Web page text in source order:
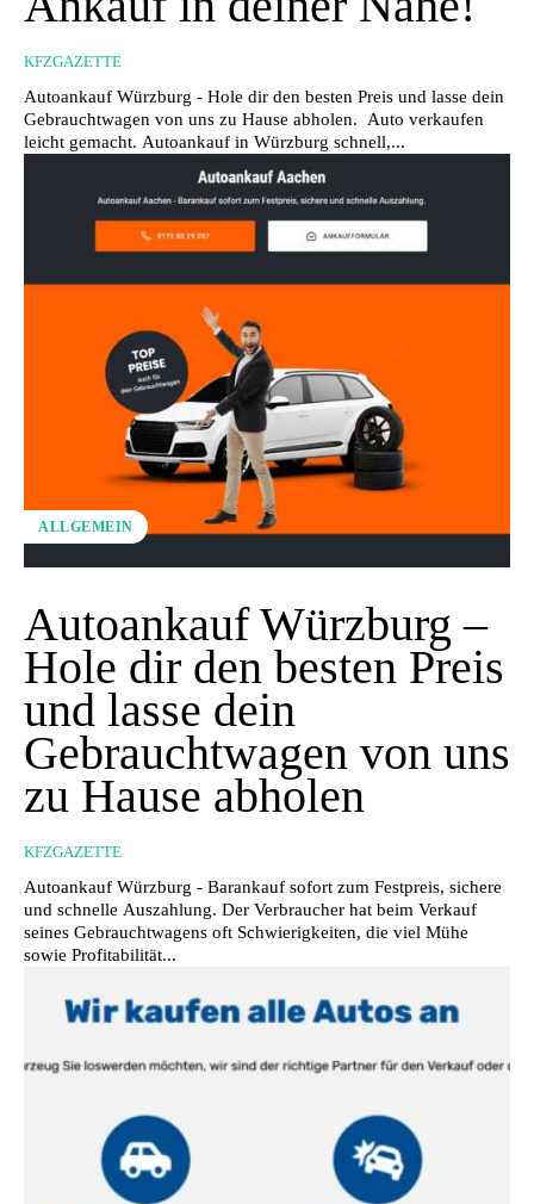
KFZGAZETTE
Autoankauf Würzburg - Hole dir den besten Preis und lasse dein
Gebrauchtwagen von uns zu Hause abholen. Auto verkaufen
leicht gemacht. Autoankauf in Würzburg schnell,...
ALLGEMEIN
Autoankauf Würzburg –
Hole dir den besten Preis
und lasse dein
Gebrauchtwagen von uns
zu Hause abholen
KFZGAZETTE
Autoankauf Würzburg - Barankauf sofort zum Festpreis, sichere
und schnelle Auszahlung. Der Verbraucher hat beim Verkauf
seines Gebrauchtwagens oft Schwierigkeiten, die viel Mühe
sowie Profitabilität...